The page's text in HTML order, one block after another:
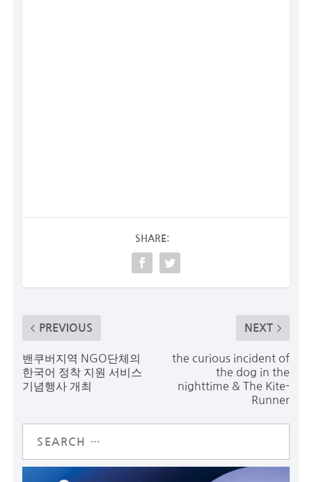
SHARE:
PREVIOUS
밴쿠버지역 NGO단체의
한국어 정착 지원 서비스
기념행사 개최
NEXT
the curious incident of
the dog in the
nighttime & The Kite-
Runner